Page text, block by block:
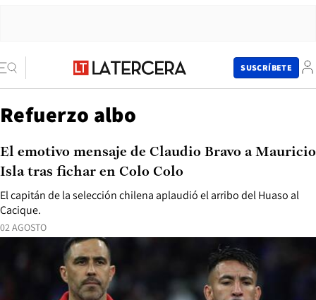
SUSCRÍBETE
Refuerzo albo
02 AGOSTO
El capitán de la selección chilena aplaudió el arribo del Huaso al
Cacique.
El emotivo mensaje de Claudio Bravo a Mauricio
Isla tras fichar en Colo Colo